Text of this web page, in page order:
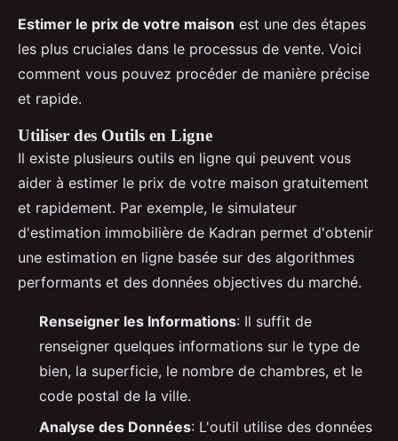
Estimer le prix de votre maison est une des étapes
les plus cruciales dans le processus de vente. Voici
comment vous pouvez procéder de manière précise
et rapide.
Utiliser des Outils en Ligne
Il existe plusieurs outils en ligne qui peuvent vous
aider à estimer le prix de votre maison gratuitement
et rapidement. Par exemple, le simulateur
d'estimation immobilière de Kadran permet d'obtenir
une estimation en ligne basée sur des algorithmes
performants et des données objectives du marché.
Renseigner les Informations: Il suffit de
renseigner quelques informations sur le type de
bien, la superficie, le nombre de chambres, et le
code postal de la ville.
Analyse des Données: L'outil utilise des données